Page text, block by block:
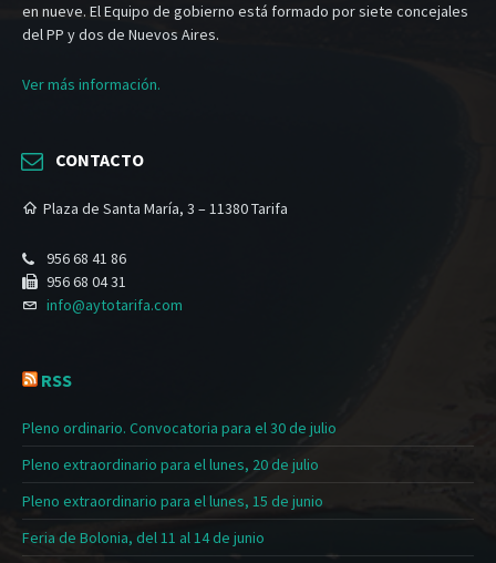
en nueve. El Equipo de gobierno está formado por siete concejales
del PP y dos de Nuevos Aires.
Ver más información.
CONTACTO
Plaza de Santa María, 3 – 11380 Tarifa
956 68 41 86
956 68 04 31
info@aytotarifa.com
RSS
Pleno ordinario. Convocatoria para el 30 de julio
Pleno extraordinario para el lunes, 20 de julio
Pleno extraordinario para el lunes, 15 de junio
Feria de Bolonia, del 11 al 14 de junio